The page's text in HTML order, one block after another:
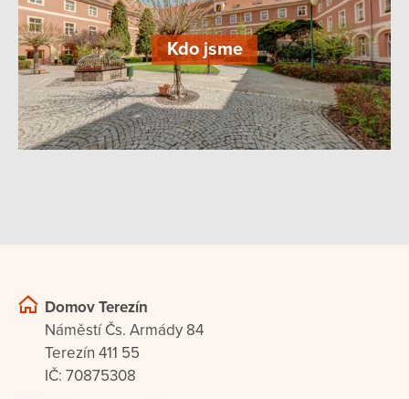
Kdo jsme
Domov Terezín
Náměstí Čs. Armády 84
Terezín 411 55
IČ: 70875308